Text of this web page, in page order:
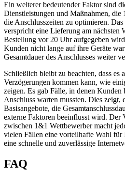
Ein weiterer bedeutender Faktor sind
Dienstleistungen und Maßnahmen,
die Anschlusszeiten zu optimieren.
verspricht eine Lieferung am nächsten
Bestellung vor 20 Uhr aufgegeben
Kunden nicht lange auf ihre Geräte
Gesamtdauer des Anschlusses weiter
Schließlich bleibt zu beachten, dass es
Verzögerungen kommen kann, wie
zeigen. Es gab Fälle, in denen
Anschluss warten mussten. Dies zeigt,
Basisangebote, die
externe Faktoren beeinflusst wird. Der
zwischen 1&1 Wettbewerber macht
vielen Fällen eine vorteilhafte Wahl für
eine schnelle und zuverlässige
FAQ